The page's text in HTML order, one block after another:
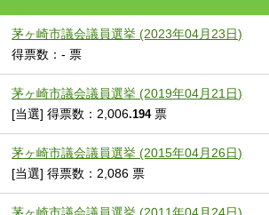
茅ヶ崎市議会議員選挙 (2023年04月23日)
得票数：- 票
茅ヶ崎市議会議員選挙 (2019年04月21日)
[当選] 得票数：2,006.194票
茅ヶ崎市議会議員選挙 (2015年04月26日)
[当選] 得票数：2,086 票
茅ヶ崎市議会議員選挙 (2011年04月24日)